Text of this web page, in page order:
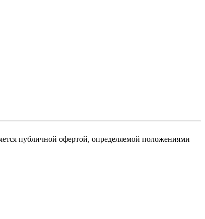
публичной офертой, определяемой положениями